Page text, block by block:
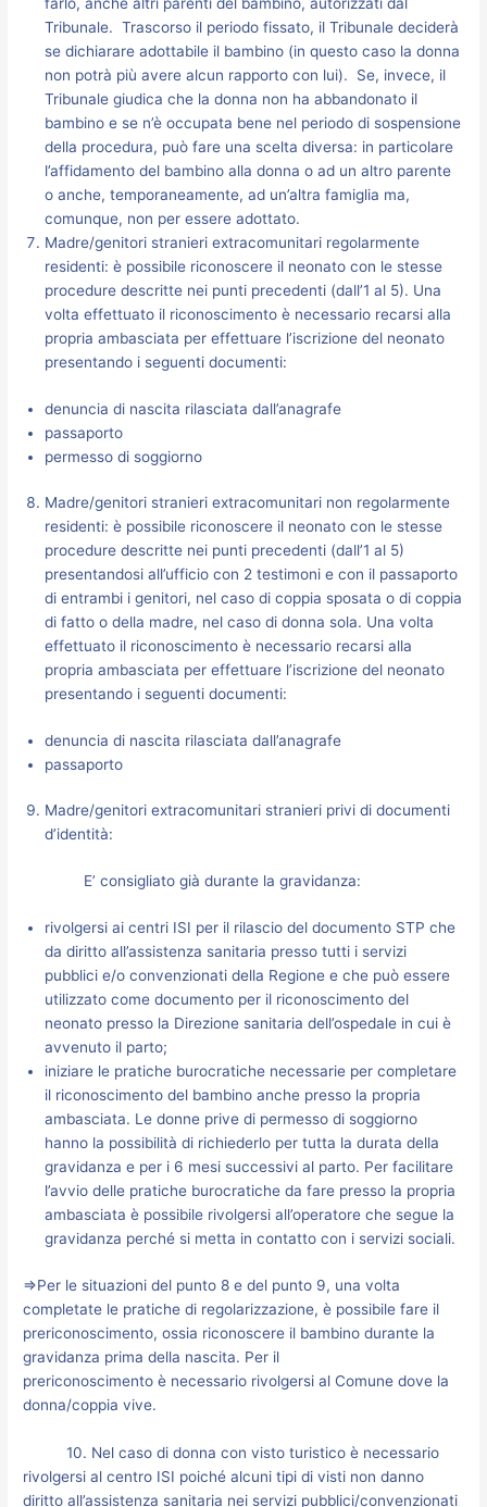
Tribunale. Trascorso il periodo fissato, il Tribunale deciderà
se dichiarare adottabile il bambino (in questo caso la donna
non potrà più avere alcun rapporto con lui). Se, invece, il
Tribunale giudica che la donna non ha abbandonato il
bambino e se n’è occupata bene nel periodo di sospensione
della procedura, può fare una scelta diversa: in particolare
l’affidamento del bambino alla donna o ad un altro parente
o anche, temporaneamente, ad un’altra famiglia ma,
comunque, non per essere adottato.
Madre/genitori stranieri extracomunitari regolarmente
residenti: è possibile riconoscere il neonato con le stesse
procedure descritte nei punti precedenti (dall’1 al 5). Una
volta effettuato il riconoscimento è necessario recarsi alla
propria ambasciata per effettuare l’iscrizione del neonato
presentando i seguenti documenti:
denuncia di nascita rilasciata dall’anagrafe
passaporto
permesso di soggiorno
Madre/genitori stranieri extracomunitari non regolarmente
residenti: è possibile riconoscere il neonato con le stesse
procedure descritte nei punti precedenti (dall’1 al 5)
presentandosi all’ufficio con 2 testimoni e con il passaporto
di entrambi i genitori, nel caso di coppia sposata o di coppia
di fatto o della madre, nel caso di donna sola. Una volta
effettuato il riconoscimento è necessario recarsi alla
propria ambasciata per effettuare l’iscrizione del neonato
presentando i seguenti documenti:
denuncia di nascita rilasciata dall’anagrafe
passaporto
Madre/genitori extracomunitari stranieri privi di documenti
d’identità:
E’ consigliato già durante la gravidanza:
rivolgersi ai centri ISI per il rilascio del documento STP che
da diritto all’assistenza sanitaria presso tutti i servizi
pubblici e/o convenzionati della Regione e che può essere
utilizzato come documento per il riconoscimento del
neonato presso la Direzione sanitaria dell’ospedale in cui è
avvenuto il parto;
iniziare le pratiche burocratiche necessarie per completare
il riconoscimento del bambino anche presso la propria
ambasciata. Le donne prive di permesso di soggiorno
hanno la possibilità di richiederlo per tutta la durata della
gravidanza e per i 6 mesi successivi al parto. Per facilitare
l’avvio delle pratiche burocratiche da fare presso la propria
ambasciata è possibile rivolgersi all’operatore che segue la
gravidanza perché si metta in contatto con i servizi sociali.
⇒Per le situazioni del punto 8 e del punto 9, una volta
completate le pratiche di regolarizzazione, è possibile fare il
prericonoscimento, ossia riconoscere il bambino durante la
gravidanza prima della nascita. Per il
prericonoscimento è necessario rivolgersi al Comune dove la
donna/coppia vive.
10. Nel caso di donna con visto turistico è necessario
rivolgersi al centro ISI poiché alcuni tipi di visti non danno
diritto all’assistenza sanitaria nei servizi pubblici/convenzionati